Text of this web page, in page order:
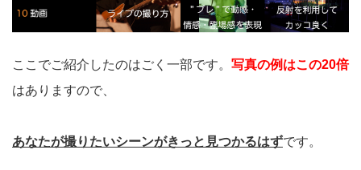
ここでご紹介したのはごく一部です。 写真の例はこの20倍
はありますので、
あなたが撮りたいシーンがきっと見つかるはずです。